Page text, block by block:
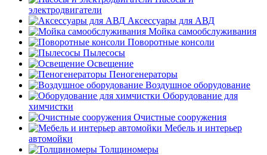
электродвигатели
Аксессуары для АВД
Мойка самообслуживания
Поворотные консоли
Пылесосы
Освещение
Пеногенераторы
Воздушное оборудование
Оборудование для
химчистки
Очистные сооружения
Мебель и интерьер
автомойки
Толщиномеры